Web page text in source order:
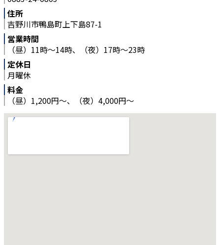
住所
吉野川市鴨島町上下島87-1
営業時間
（昼）11時～14時、（夜）17時～23時
定休日
月曜休
料金
（昼）1,200円～、（夜）4,000円～